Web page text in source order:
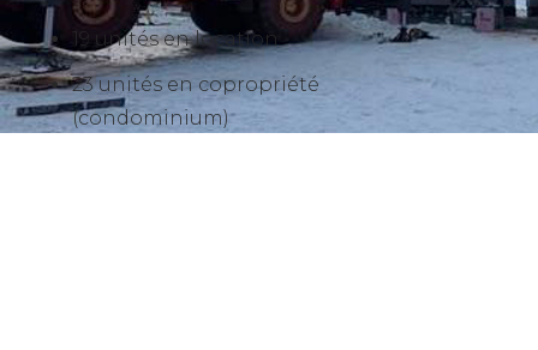
19 unités en location
23 unités en copropriété
(condominium)